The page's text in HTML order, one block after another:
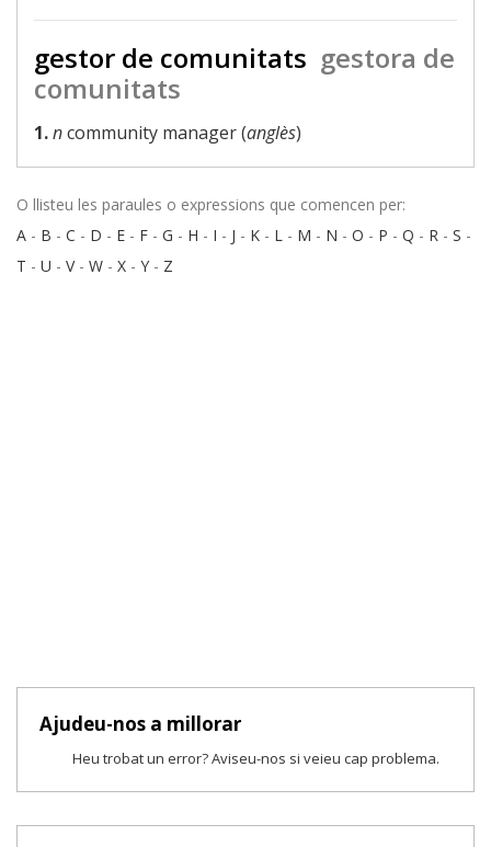
gestor de comunitats gestora de
comunitats
1.ncommunity manager (anglès)
O llisteu les paraules o expressions que comencen per:
A - B - C - D - E - F - G - H - I - J - K - L - M - N - O - P - Q - R - S -
T - U - V- W - X - Y - Z
Ajudeu-nos a millorar
Heu trobat un error? Aviseu-nos si veieu cap problema.